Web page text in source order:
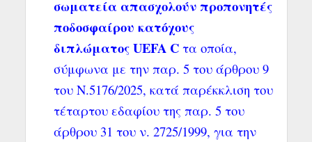
σωματεία απασχολούν προπονητές
ποδοσφαίρου κατόχους
διπλώματος UEFA Cτα οποία,
σύμφωνα με την παρ. 5 του άρθρου 9
του Ν.5176/2025, κατά παρέκκλιση του
τέταρτου εδαφίου της παρ. 5 του
άρθρου 31 του ν. 2725/1999, για την